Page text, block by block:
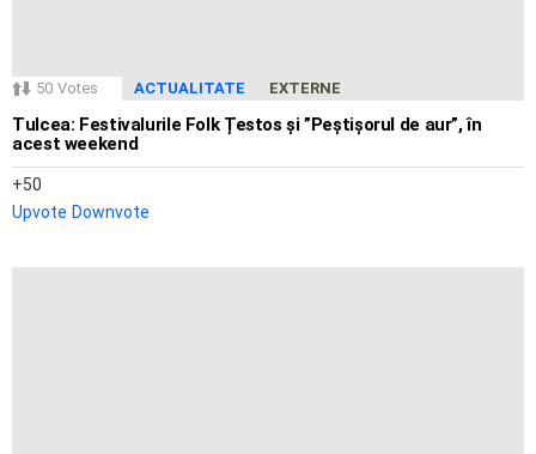
50 Votes ACTUALITATE EXTERNE
Tulcea: Festivalurile Folk Țestos și ”Peștișorul de aur”, în
acest weekend
50
Upvote Downvote